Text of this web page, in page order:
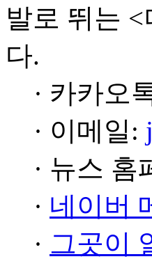
발로 뛰는
다.
· 카카오
· 이메일:
· 뉴스 홈
· 네이버
· 그곳이